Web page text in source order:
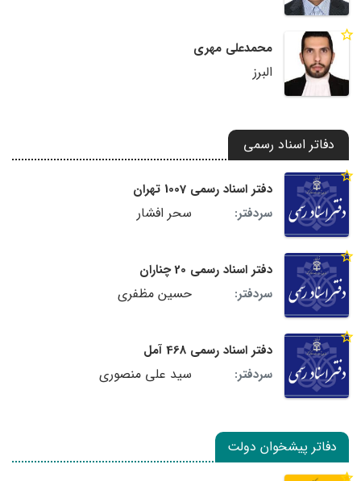
محمدعلی مهری
البرز
دفاتر اسناد رسمی
دفتر اسناد رسمی 1007 تهران
سردفتر:
سحر افشار
دفتر اسناد رسمی 20 چناران
سردفتر:
حسین مظفری
دفتر اسناد رسمی 468 آمل
سردفتر:
سید علی منصوری
دفاتر پیشخوان دولت